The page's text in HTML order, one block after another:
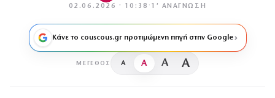
02.06.2026 · 10:38 · 1′ ΑΝΆΓΝΩΣΗ
Κάνε το couscous.gr προτιμώμενη πηγή στην Google
ΜΈΓΕΘΟΣ A A A A